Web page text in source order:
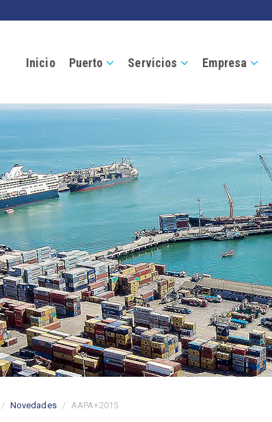
Inicio Puerto Servicios Empresa
Novedades AAPA+2015